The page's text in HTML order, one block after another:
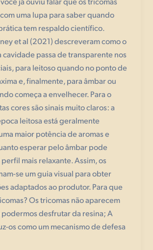
uma lupa para saber quando
tem respaldo científico.
et al (2021) descreveram como o
passa de transparente nos
para leitoso quando no ponto de
e, finalmente, para âmbar ou
começa a envelhecer. Para o
cores são sinais muito claros: a
leitosa está geralmente
maior potência de aromas e
esperar pelo âmbar pode
mais relaxante. Assim, os
se um guia visual para obter
adaptados ao produtor. Para que
Os tricomas não aparecem
desfrutar da resina; A
os como um mecanismo de defesa